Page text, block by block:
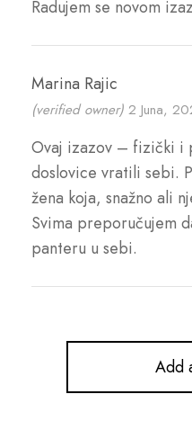
Radujem se novom
Marina Rajic
(verified owner) 2 Juna,
Ovaj izazov – fizički i
doslovice vratili sebi.
žena koja, snažno ali
Svima preporučujem
panteru u sebi.
Add